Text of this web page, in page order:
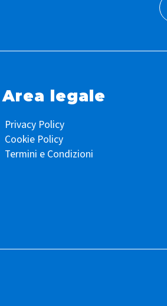
Area legale
Privacy Policy
Cookie Policy
Termini e Condizioni